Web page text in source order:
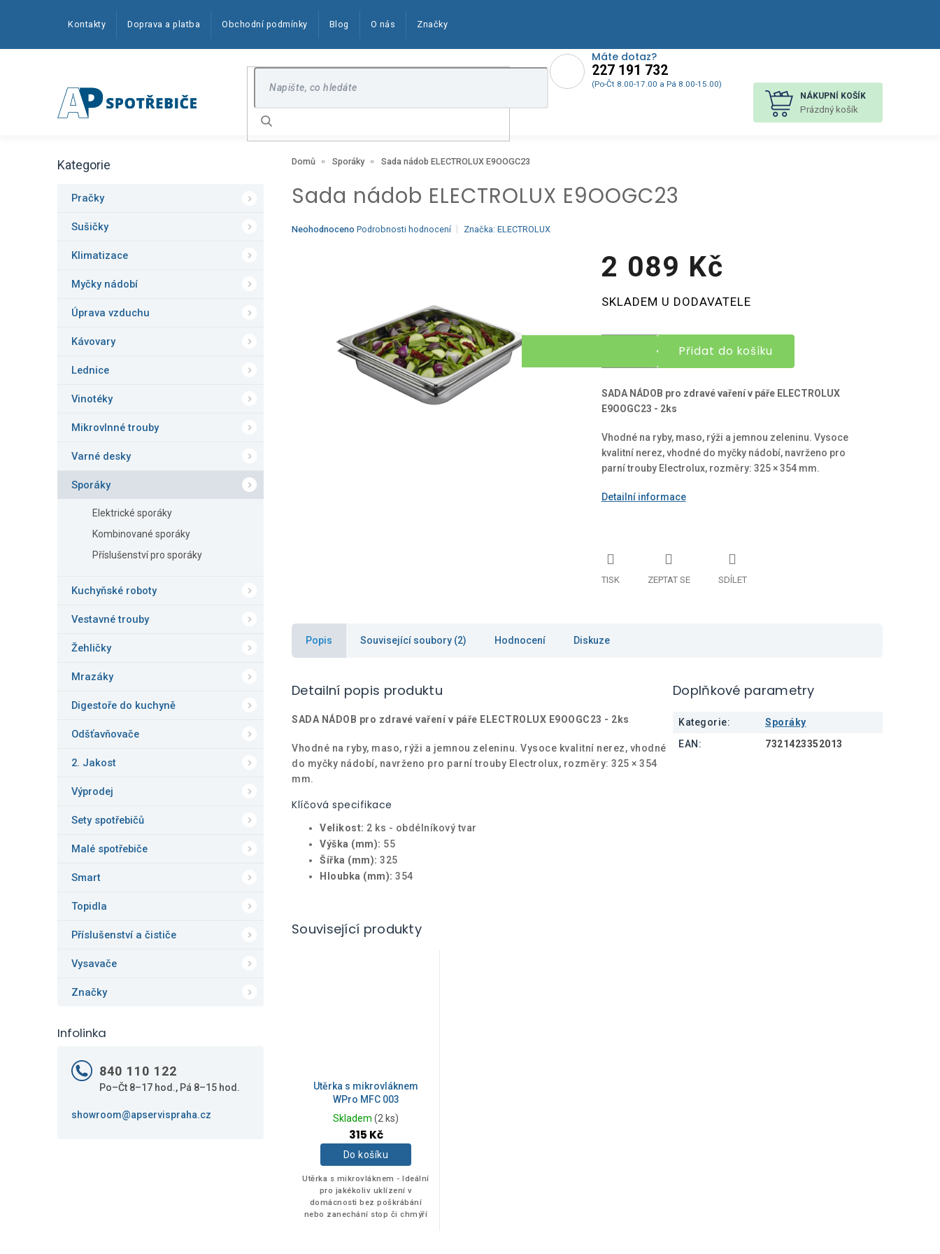
Máte dotaz?
227 191 732
(Po-Čt 8.00-17.00 a Pá 8.00-15.00)
Kontakty Doprava a platba Obchodní podmínky Blog O nás Značky
Hledat
NÁKUPNÍ KOŠÍK
Prázdný košík
o
Přeskočit
Kategorie
Pračky
Sušičky
Klimatizace
Myčky nádobí
Úprava vzduchu
Kávovary
Lednice
Vinotéky
Mikrovlnné trouby
Varné desky
Sporáky
Elektrické sporáky
Kombinované sporáky
Příslušenství pro sporáky
Kuchyňské roboty
Vestavné trouby
Žehličky
Mrazáky
Digestoře do kuchyně
Odšťavňovače
2. Jakost
Výprodej
Sety spotřebičů
Malé spotřebiče
Smart
Topidla
Příslušenství a čističe
Vysavače
Značky
Infolinka
840 110 122
Po–Čt 8–17 hod., Pá 8–15 hod.
showroom@apservispraha.cz
Domů Sporáky Sada nádob ELECTROLUX E9OOGC23
Sada nádob ELECTROLUX E9OOGC23
Průměrné
Neohodnoceno Podrobnosti hodnocení Značka: ELECTROLUX
2 089 Kč
cena:
SKLADEM U DODAVATELE
Přidat do košíku
SADA NÁDOB pro zdravé vaření v páře ELECTROLUX
E9OOGC23 - 2ks
Vhodné na ryby, maso, rýži a jemnou zeleninu. Vysoce
kvalitní nerez, vhodné do myčky nádobí, navrženo pro
parní trouby Electrolux, rozměry: 325 × 354 mm.
Detailní informace
TISK ZEPTAT SE SDÍLET
Popis Související soubory (2) Hodnocení Diskuze
Detailní popis produktu
SADA NÁDOB pro zdravé vaření v páře ELECTROLUX E9OOGC23 - 2ks
Vhodné na ryby, maso, rýži a jemnou zeleninu. Vysoce kvalitní nerez, vhodné
do myčky nádobí, navrženo pro parní trouby Electrolux, rozměry: 325 × 354
mm.
Klíčová specifikace
Velikost: 2 ks - obdélníkový tvar
Výška (mm): 55
Šířka (mm): 325
Hloubka (mm): 354
Doplňkové parametry
Kategorie:
Sporáky
EAN : 7321423352013
Související produkty
Utěrka s mikrovláknem
WPro MFC 003
Skladem(2 ks)
315 Kč
Do košíku
Utěrka s mikrovláknem - Ideální
pro jakékoliv uklízení v
domácnosti bez poškrábání
nebo zanechání stop či chmýří